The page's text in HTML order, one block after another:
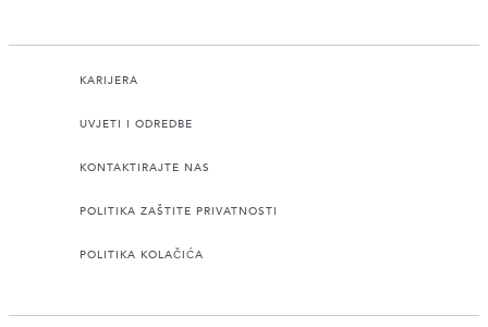
KARIJERA
UVJETI I ODREDBE
KONTAKTIRAJTE NAS
POLITIKA ZAŠTITE PRIVATNOSTI
POLITIKA KOLAČIĆA